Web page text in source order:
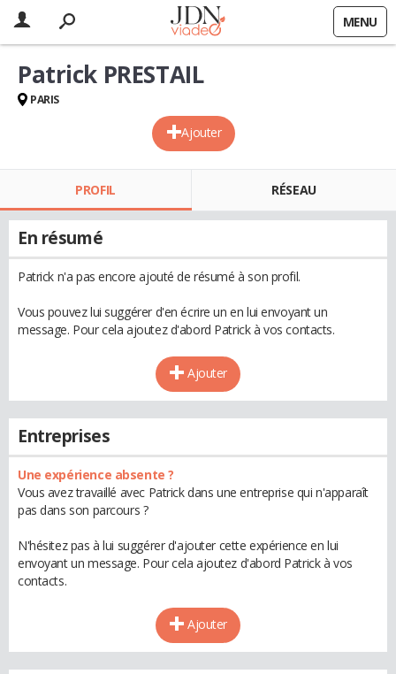
MENU
Ajouter
Patrick PRESTAIL
PARIS
PROFIL RÉSEAU
En résumé
Patrick n'a pas encore ajouté de résumé à son profil.
Vous pouvez lui suggérer d'en écrire un en lui envoyant un
message. Pour cela ajoutez d'abord Patrick à vos contacts.
Ajouter
Entreprises
Une expérience absente ?
Vous avez travaillé avec Patrick dans une entreprise qui n'apparaît
pas dans son parcours ?
N'hésitez pas à lui suggérer d'ajouter cette expérience en lui
envoyant un message. Pour cela ajoutez d'abord Patrick à vos
contacts.
Ajouter